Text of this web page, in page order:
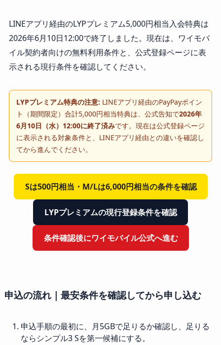
LINEアプリ経由のLYPプレミアム5,000円相当入会特典は
2026年6月10日12:00で終了しました。現在は、ワイモバ
イル契約者向けの無料利用条件と、公式登録ページに表
示される現行条件を確認してください。
LYPプレミアム特典の注意: LINEアプリ経由のPayPayポイン
ト（期間限定）合計5,000円相当特典は、公式告知で2026年
6月10日（水）12:00に終了済みです。現在は公式登録ページ
に表示される対象条件と、LINEアプリ経由との違いを確認し
てから進んでください。
Sは500円相当・M/Lは6,000円相当の条件を確認
LYPプレミアムの現行登録条件を確認
条件確認後にワイモバイル公式へ進む
申込の流れ｜最安条件を確認してから申し込む
申込手順の最初に、月5GBで足りるか確認し、足りる
ならシンプル3 Sを第一候補にする。